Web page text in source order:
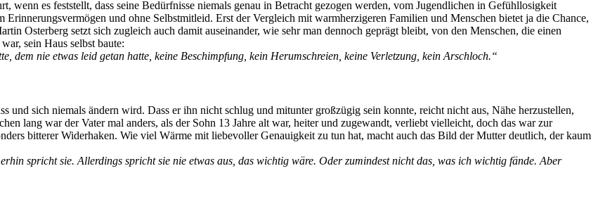
wenn es feststellt, dass seine Bedürfnisse niemals genau in Betracht gezogen werden, vom Jugendlichen in Gefühllosigkeit
und ohne Selbstmitleid. Erst der Vergleich mit warmherzigeren Familien und Menschen bietet ja die Chance,
Osterberg setzt sich zugleich auch damit auseinander, wie sehr man dennoch geprägt bleibt, von den Menschen, die einen
sein Haus selbst baute:
dem nie etwas leid getan hatte, keine Beschimpfung, kein Herumschreien, keine Verletzung, kein Arschloch.“
und sich niemals ändern wird. Dass er ihn nicht schlug und mitunter großzügig sein konnte, reicht nicht aus, Nähe herzustellen,
lang war der Vater mal anders, als der Sohn 13 Jahre alt war, heiter und zugewandt, verliebt vielleicht, doch das war zur
bitterer Widerhaken. Wie viel Wärme mit liebevoller Genauigkeit zu tun hat, macht auch das Bild der Mutter deutlich, der kaum
spricht sie. Allerdings spricht sie nie etwas aus, das wichtig wäre. Oder zumindest nicht das, was ich wichtig fände. Aber